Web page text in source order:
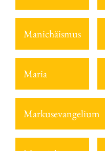
Manichäismus
Maria
Markusevangelium